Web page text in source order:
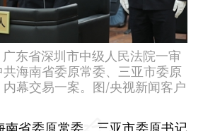
东省深圳市中级人民法院一审
海南省委原常委、三亚市委原
幕交易一案。图/央视新闻客户
南省委原常委、三亚市委原书记